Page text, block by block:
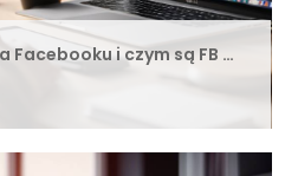
Facebooku i czym są FB …